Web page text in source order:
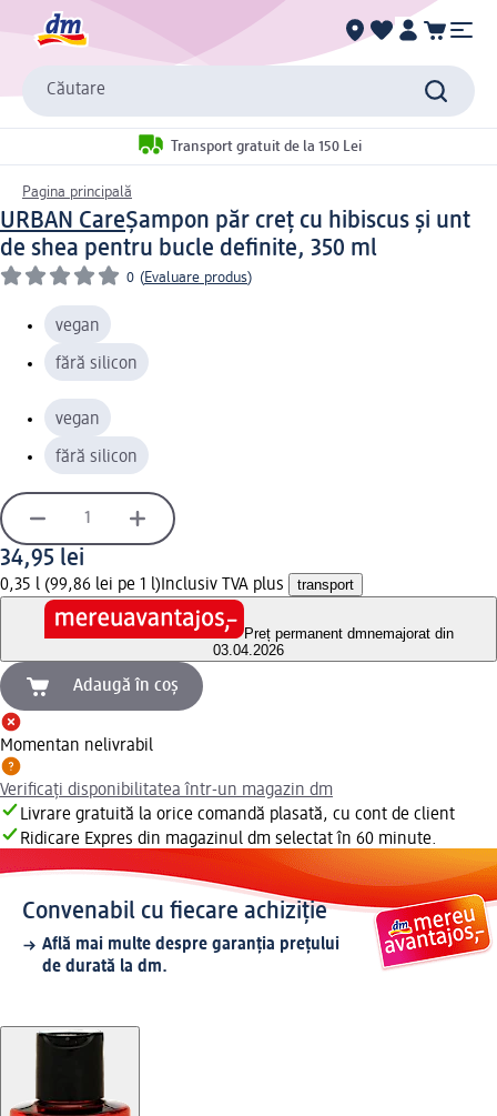
Căutare
Transport gratuit de la 150 Lei
Pagina principală
URBAN CareȘampon păr creț cu hibiscus și unt
de shea pentru bucle definite, 350 ml
0 (Evaluare produs)
vegan
fără silicon
vegan
fără silicon
34,95 lei
0,35 l (99,86 lei pe 1 l) Inclusiv TVA plus transport
Preț permanent dmnemajorat din
03.04.2026
Adaugă în coș
Momentan nelivrabil
Verificați disponibilitatea într-un magazin dm
Livrare gratuită la orice comandă plasată, cu cont de client
Ridicare Expres din magazinul dm selectat în 60 minute.
Convenabil cu fiecare achiziție
Află mai multe despre garanția prețului
de durată la dm.